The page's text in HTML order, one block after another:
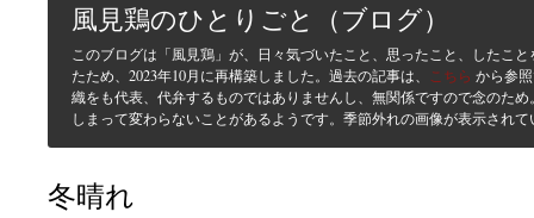
風見鶏のひとりごと（ブログ）
このブログは「風見鶏」が、日々気づいたこと、思ったこと、したこ
たため、2023年10月に再構築しました。過去の記事は、 こちら から参
織をも代表、代弁するものではありませんし、無関係ですので念のた
しまって変わらないことがあるようです。季節外れの画像が表示され
冬晴れ